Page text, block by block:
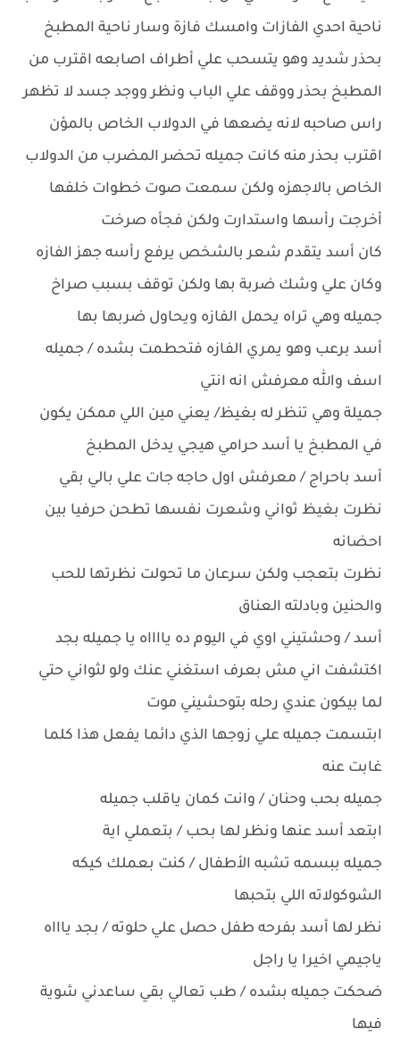
ناحية احدي الفازات وامسك فازة وسار ناحية المطبخ
بحذر شديد وهو يتسحب علي أطراف اصابعه اقترب من
المطبخ بحذر ووقف علي الباب ونظر ووجد جسد لا تظهر
راس صاحبه لانه يضعها في الدولاب الخاص بالمؤن
اقترب بحذر منه كانت جميله تحضر المضرب من الدولاب
الخاص بالاجهزه ولكن سمعت صوت خطوات خلفها
أخرجت رأسها واستدارت ولكن فجأه صرخت
كان أسد يتقدم شعر بالشخص يرفع رأسه جهز الفازه
وكان علي وشك ضربة بها ولكن توقف بسبب صراخ
جميله وهي تراه يحمل الفازه ويحاول ضربها بها
أسد برعب وهو يمري الفازه فتحطمت بشده / جميله
اسف والله معرفش انه انتي
جميلة وهي تنظر له بغيظ/ يعني مين اللي ممكن يكون
في المطبخ يا أسد حرامي هيجي يدخل المطبخ
أسد باحراج / معرفش اول حاجه جات علي بالي بقي
نظرت بغيظ ثواني وشعرت نفسها تطحن حرفيا بين
احضانه
نظرت بتعجب ولكن سرعان ما تحولت نظرتها للحب
والحنين وبادلته العناق
أسد / وحشتيني اوي في اليوم ده يااااه يا جميله بجد
اكتشفت اني مش بعرف استغني عنك ولو لثواني حتي
لما بيكون عندي رحله بتوحشيني موت
ابتسمت جميله علي زوجها الذي دائما يفعل هذا كلما
غابت عنه
جميله بحب وحنان / وانت كمان ياقلب جميله
ابتعد أسد عنها ونظر لها بحب / بتعملي اية
جميله ببسمه تشبه الأطفال / كنت بعملك كيكه
الشوكولاته اللي بتحبها
نظر لها أسد بفرحه طفل حصل علي حلوته / بجد ياااه
ياجيمي اخيرا يا راجل
ضحكت جميله بشده / طب تعالي بقي ساعدني شوية
فيها